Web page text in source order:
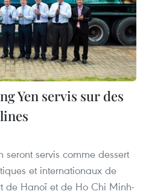
Yen servis sur des
seront servis comme dessert
et internationaux de
de Hanoï et de Ho Chi Minh-